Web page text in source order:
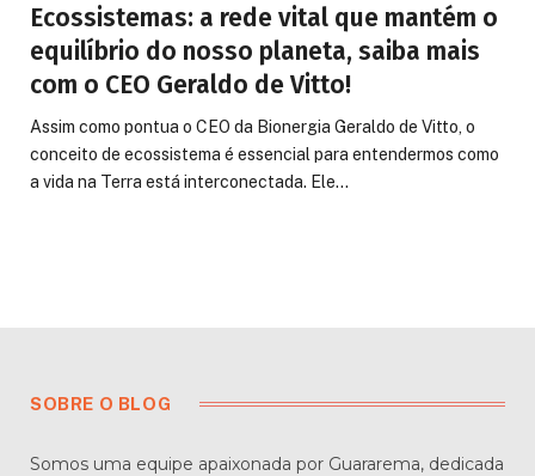
Ecossistemas: a rede vital que mantém o
equilíbrio do nosso planeta, saiba mais
com o CEO Geraldo de Vitto!
Assim como pontua o CEO da Bionergia Geraldo de Vitto, o
conceito de ecossistema é essencial para entendermos como
a vida na Terra está interconectada. Ele…
SOBRE O BLOG
Somos uma equipe apaixonada por Guararema, dedicada